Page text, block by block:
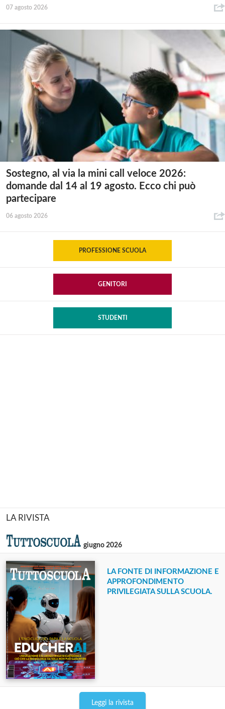
07 agosto 2026
Sostegno, al via la mini call veloce 2026:
domande dal 14 al 19 agosto. Ecco chi può
partecipare
06 agosto 2026
PROFESSIONE SCUOLA
GENITORI
STUDENTI
LA RIVISTA
giugno 2026
LA FONTE DI INFORMAZIONE E
APPROFONDIMENTO
PRIVILEGIATA SULLA SCUOLA.
Leggi la rivista